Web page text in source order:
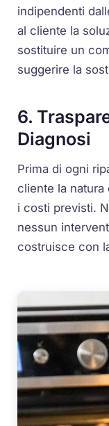
indipendenti
al cliente la
sostituire un
suggerire la
6.
Diagnosi
Prima di ogni
cliente la
i costi previsti.
nessun
costruisce con